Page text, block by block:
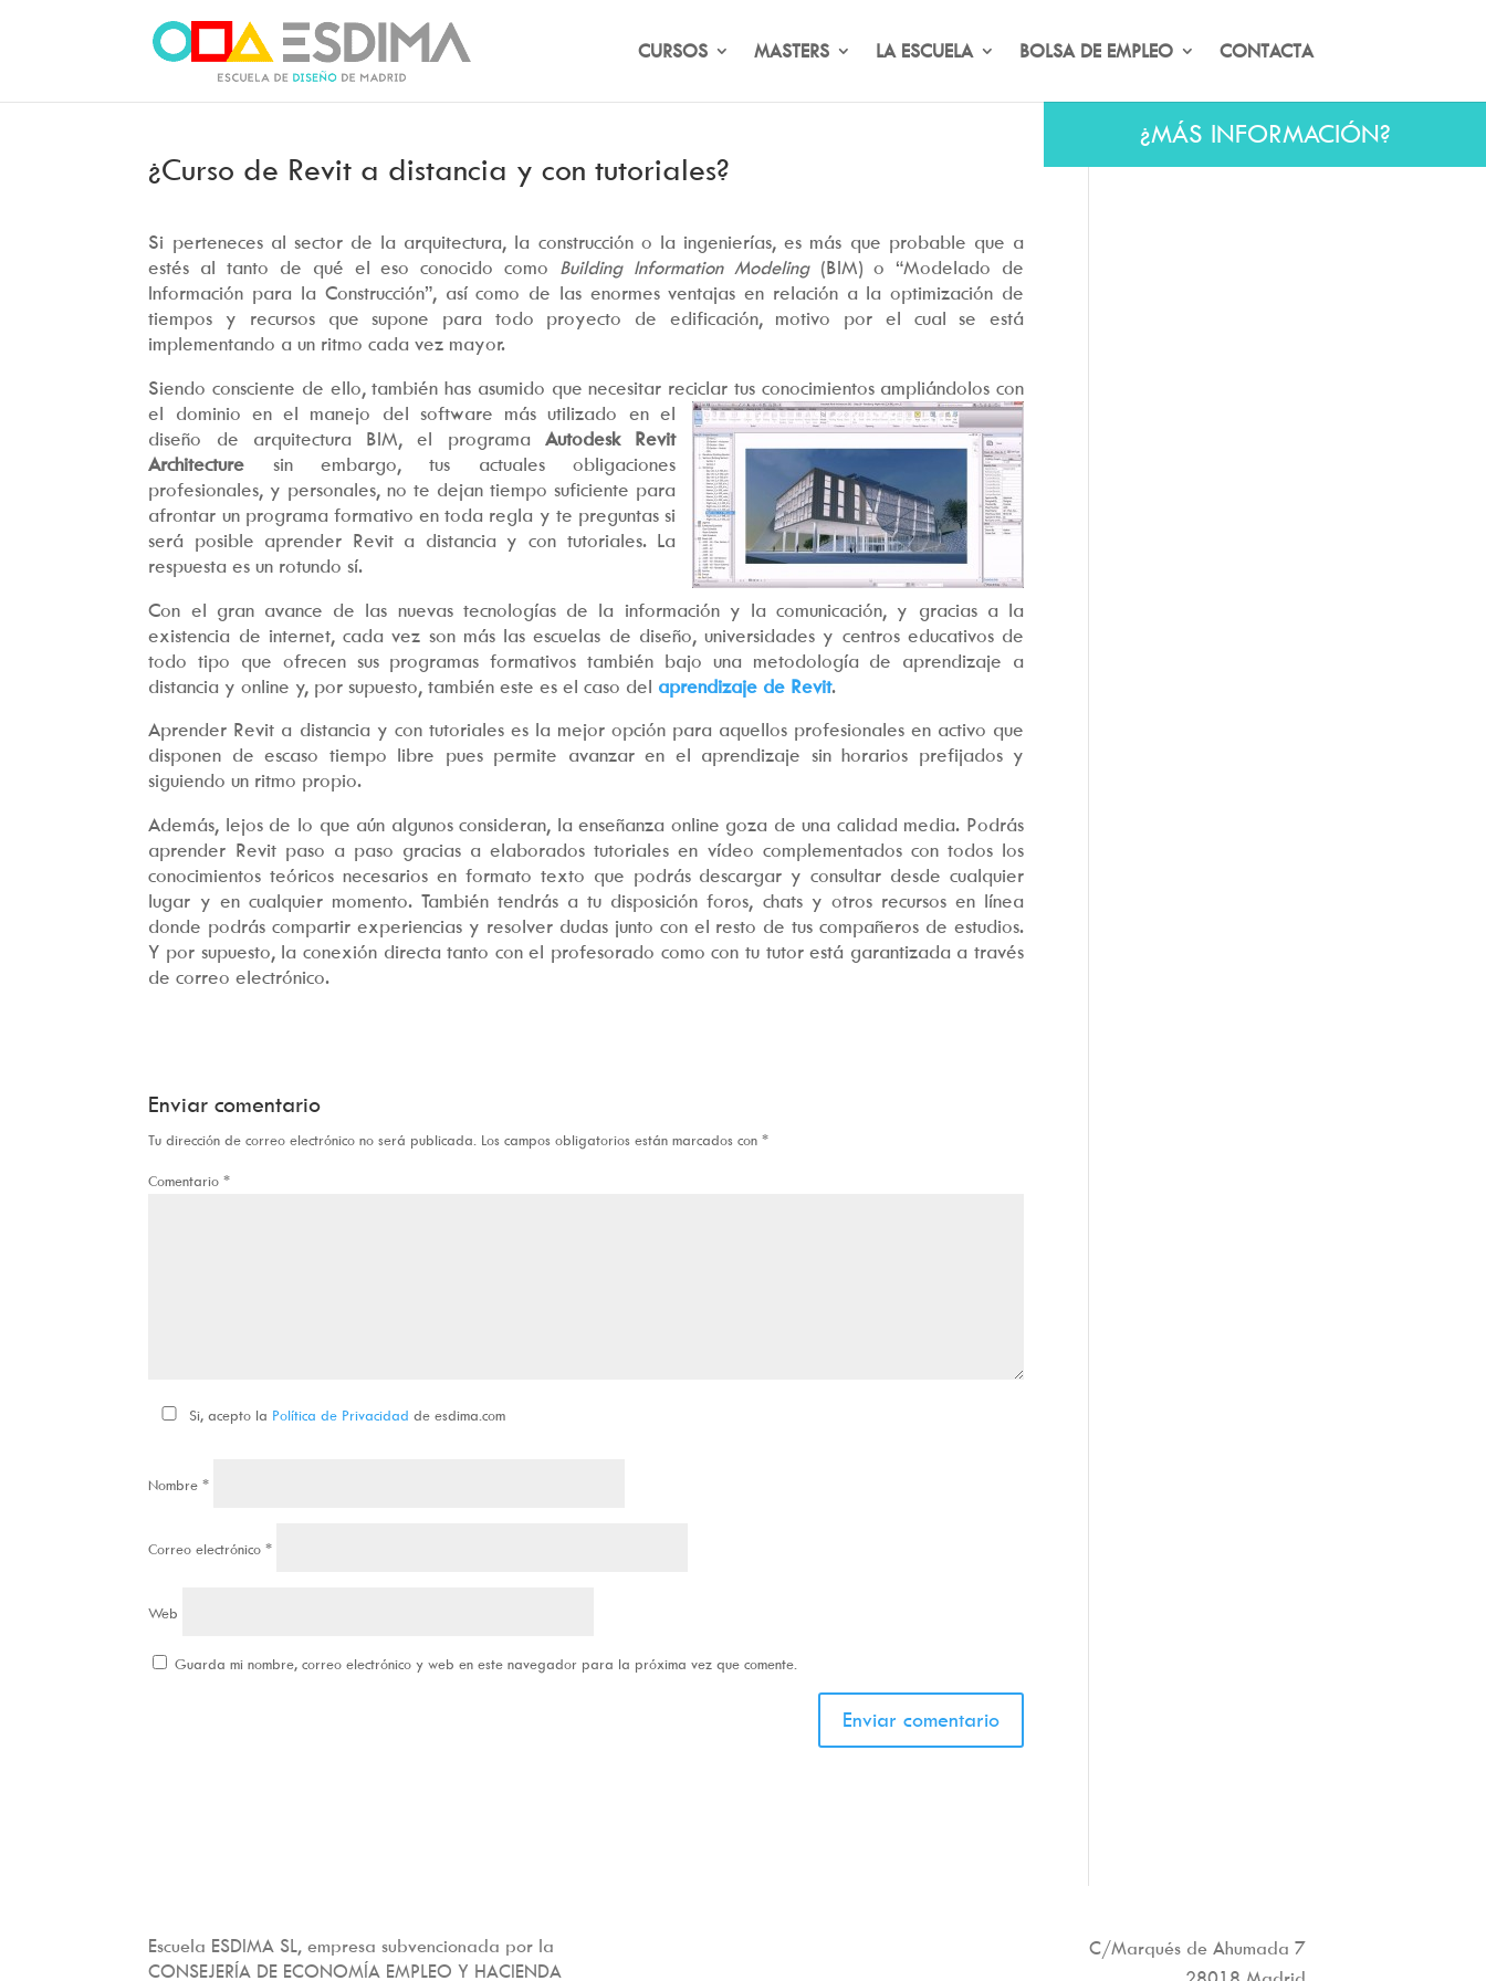
CURSOS MASTERS LA ESCUELA BOLSA DE EMPLEO CONTACTA
¿Curso de Revit a distancia y con tutoriales?
Si perteneces al sector de la arquitectura, la construcción o la ingenierías, es más que probable que a
estés al tanto de qué el eso conocido como Building Information Modeling (BIM) o “Modelado de
Información para la Construcción”, así como de las enormes ventajas en relación a la optimización de
tiempos y recursos que supone para todo proyecto de edificación, motivo por el cual se está
implementando a un ritmo cada vez mayor.
Siendo consciente de ello, también has asumido que necesitar reciclar tus conocimientos ampliándolos con
el dominio en el manejo del software más utilizado en el
diseño de arquitectura BIM, el programa Autodesk Revit
Architecture sin embargo, tus actuales obligaciones
profesionales, y personales, no te dejan tiempo suficiente para
afrontar un programa formativo en toda regla y te preguntas si
será posible aprender Revit a distancia y con tutoriales. La
respuesta es un rotundo sí.
Con el gran avance de las nuevas tecnologías de la información y la comunicación, y gracias a la
existencia de internet, cada vez son más las escuelas de diseño, universidades y centros educativos de
todo tipo que ofrecen sus programas formativos también bajo una metodología de aprendizaje a
distancia y online y, por supuesto, también este es el caso del aprendizaje de Revit.
Aprender Revit a distancia y con tutoriales es la mejor opción para aquellos profesionales en activo que
disponen de escaso tiempo libre pues permite avanzar en el aprendizaje sin horarios prefijados y
siguiendo un ritmo propio.
Además, lejos de lo que aún algunos consideran, la enseñanza online goza de una calidad media. Podrás
aprender Revit paso a paso gracias a elaborados tutoriales en vídeo complementados con todos los
conocimientos teóricos necesarios en formato texto que podrás descargar y consultar desde cualquier
lugar y en cualquier momento. También tendrás a tu disposición foros, chats y otros recursos en línea
donde podrás compartir experiencias y resolver dudas junto con el resto de tus compañeros de estudios.
Y por supuesto, la conexión directa tanto con el profesorado como con tu tutor está garantizada a través
de correo electrónico.
Enviar comentario
Tu dirección de correo electrónico no será publicada. Los campos obligatorios están marcados con*
Comentario*
Si, acepto la Política de Privacidad de esdima.com
Nombre*
Correo electrónico*
Web
Guarda mi nombre, correo electrónico y web en este navegador para la próxima vez que comente.
¿MÁS INFORMACIÓN?
Escuela ESDIMA SL, empresa subvencionada por la
CONSEJERÍA DE ECONOMÍA EMPLEO Y HACIENDA
C/Marqués de Ahumada 7